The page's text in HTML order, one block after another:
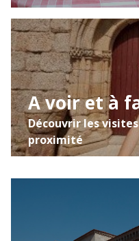
A voir et à
Découvrir les
proximité